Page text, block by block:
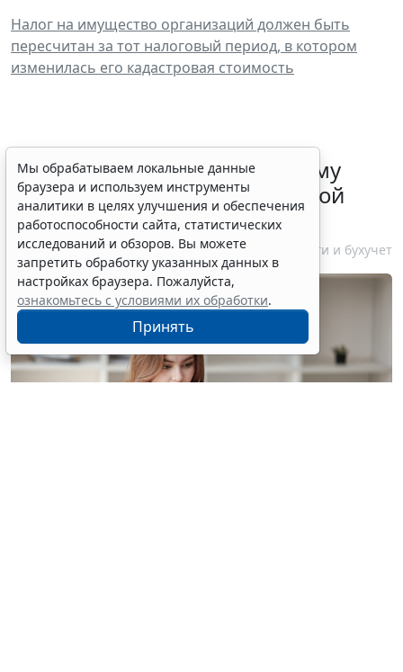
Налог на имущество организаций должен быть
пересчитан за тот налоговый период, в котором
изменилась его кадастровая стоимость
ФНС России рассказала малому
бизнесу о порядке упрощенной
ликвидации компании
7 августа 2026 18:16 Налоги и бухучет
Мы обрабатываем локальные данные
браузера и используем инструменты
аналитики в целях улучшения и обеспечения
работоспособности сайта, статистических
исследований и обзоров. Вы можете
запретить обработку указанных данных в
настройках браузера. Пожалуйста,
ознакомьтесь с условиями их обработки.
Принять